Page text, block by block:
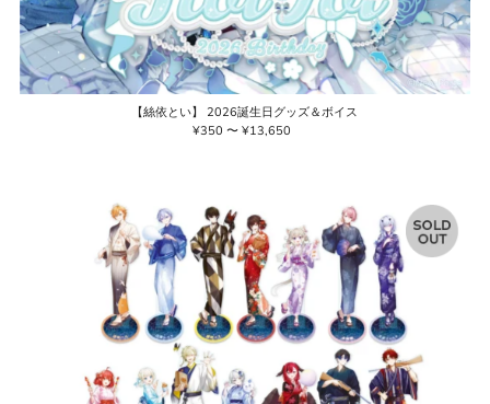
【絲依とい】 2026誕生日グッズ＆ボイス
通
¥350 〜 ¥13,650